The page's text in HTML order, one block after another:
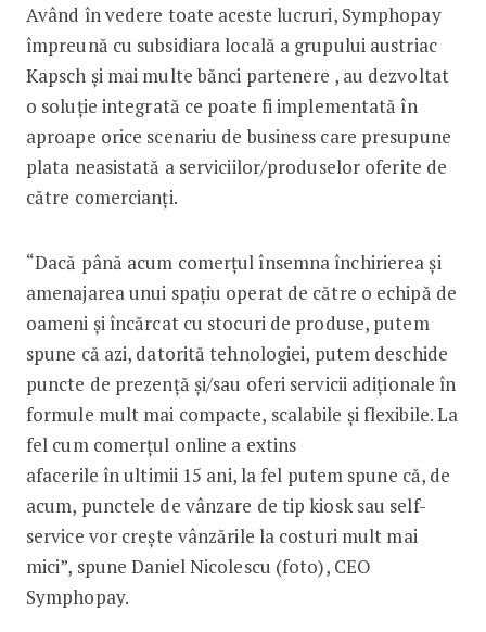
Având în vedere toate aceste lucruri, Symphopay
împreună cu subsidiara locală a grupului austriac
Kapsch și mai multe bănci partenere , au dezvoltat
o soluție integrată ce poate fi implementată în
aproape orice scenariu de business care presupune
plata neasistată a serviciilor/produselor oferite de
către comercianți.
“Dacă până acum comerțul însemna închirierea și
amenajarea unui spațiu operat de către o echipă de
oameni și încărcat cu stocuri de produse, putem
spune că azi, datorită tehnologiei, putem deschide
puncte de prezență și/sau oferi servicii adiționale în
formule mult mai compacte, scalabile și flexibile. La
fel cum comerțul online a extins
afacerile în ultimii 15 ani, la fel putem spune că, de
acum, punctele de vânzare de tip kiosk sau self-
service vor crește vânzările la costuri mult mai
mici”, spune Daniel Nicolescu (foto), CEO
Symphopay.